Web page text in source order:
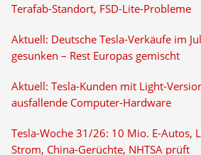
Terafab-Standort, FSD-Lite-Probleme
Aktuell: Deutsche Tesla-Verkäufe im
gesunken – Rest Europas gemischt
Aktuell: Tesla-Kunden mit Light-
ausfallende Computer-Hardware
Tesla-Woche 31/26: 10 Mio. E-Autos,
Strom, China-Gerüchte, NHTSA prüft